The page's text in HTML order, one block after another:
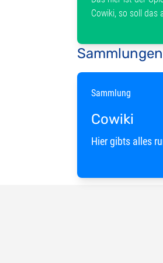
Cowiki, so soll das
Sammlung
Cowiki
Hier gibts alles